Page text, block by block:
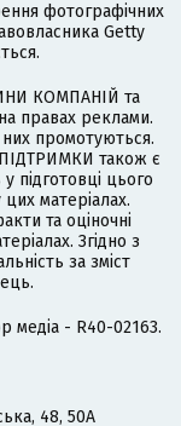
фотографічних
Getty
КОМПАНІЙ та
правах реклами.
них промотуються.
також є
підготовці цього
матеріалах.
та оціночні
Згідно з
за зміст
медіа - R40-02163.
48, 50А